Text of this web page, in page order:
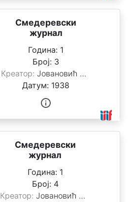
Смедеревски
журнал
Година: 1
Број: 3
Креатор: Јовановић Стоимировић, Милан
Датум: 1938
Смедеревски
журнал
Година: 1
Број: 4
Креатор:Јовановић Стоимировић, Милан